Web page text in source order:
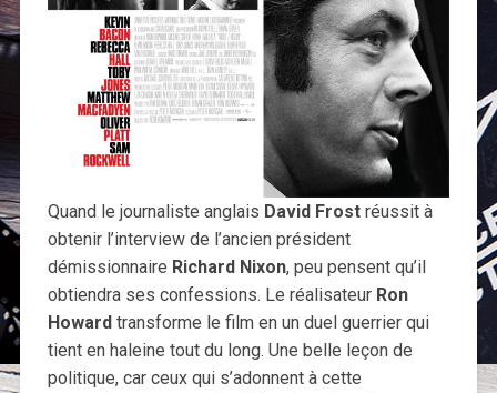
Quand le journaliste anglais David Frostréussit à
obtenir l’interview de l’ancien président
démissionnaire Richard Nixon, peu pensent qu’il
obtiendra ses confessions. Le réalisateur Ron
Howardtransforme le film en un duel guerrier qui
tient en haleine tout du long. Une belle leçon de
politique, car ceux qui s’adonnent à cette